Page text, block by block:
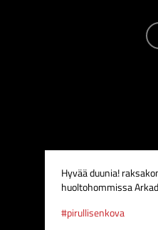
Hyvää duunia!
huoltohommissa
#pirullisenkova